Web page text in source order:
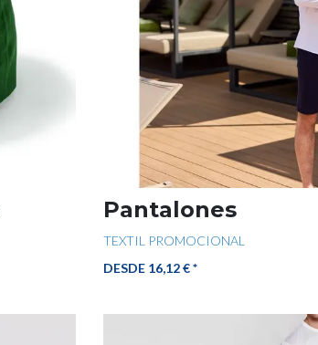
Pantalones
TEXTIL PROMOCIONAL
DESDE 16,12 € *